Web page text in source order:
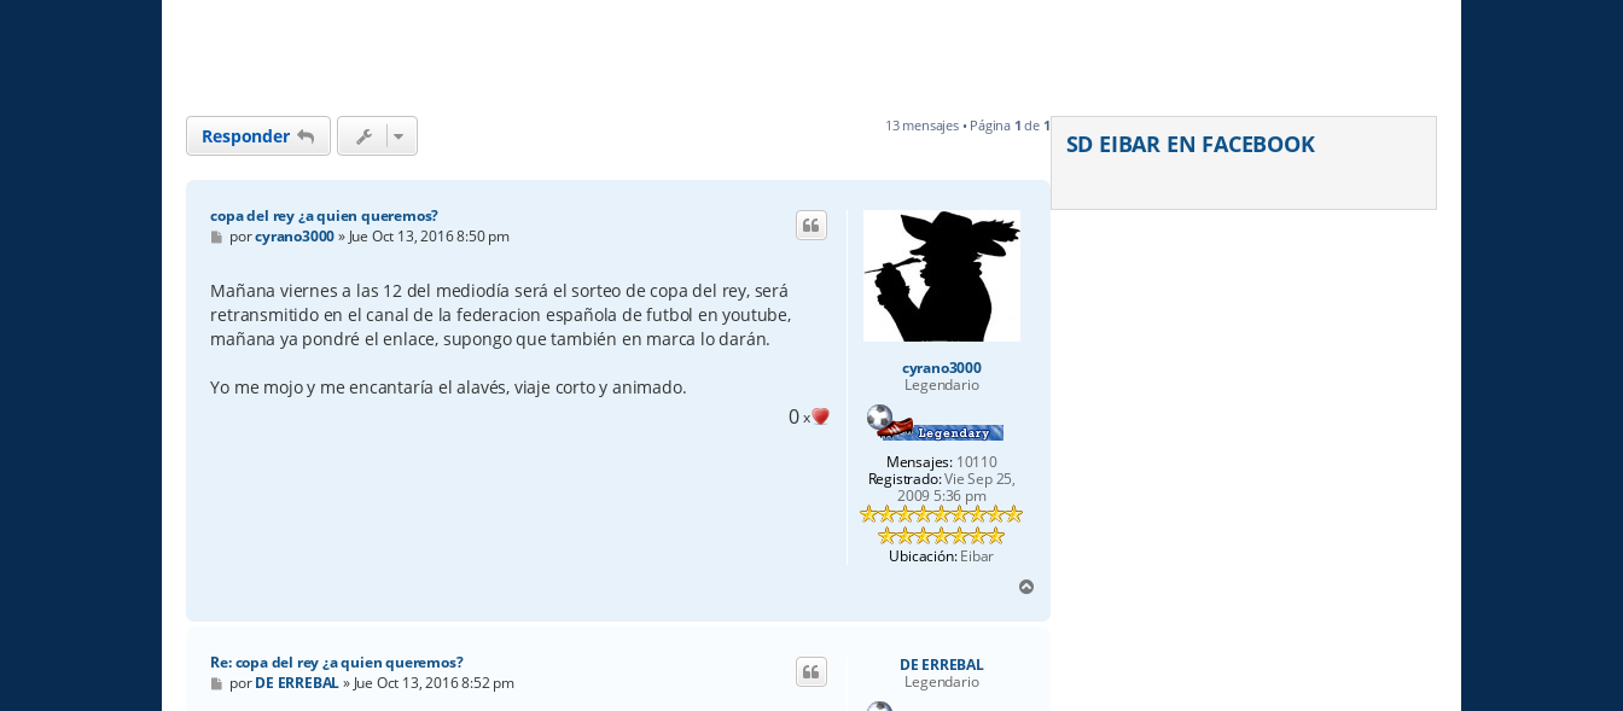
Responder 13 mensajes • Página 1 de 1
cyrano3000
Legendario
Mensajes: 10110
Registrado:Vie Sep 25,
2009 5:36 pm
Ubicación:Eibar
copa del rey ¿a quien queremos?
M
e
s
a
j
e
porcyrano3000» Jue Oct 13, 2016 8:50 pm
Mañana viernes a las 12 del mediodía será el sorteo de copa del rey, será
retransmitido en el canal de la federacion española de futbol en youtube,
mañana ya pondré el enlace, supongo que también en marca lo darán.
Yo me mojo y me encantaría el alavés, viaje corto y animado.
0x
r
DE ERREBAL
Legendario
Re: copa del rey ¿a quien queremos?
M
e
porDE ERREBAL» Jue Oct 13, 2016 8:52 pm
SD EIBAR EN FACEBOOK